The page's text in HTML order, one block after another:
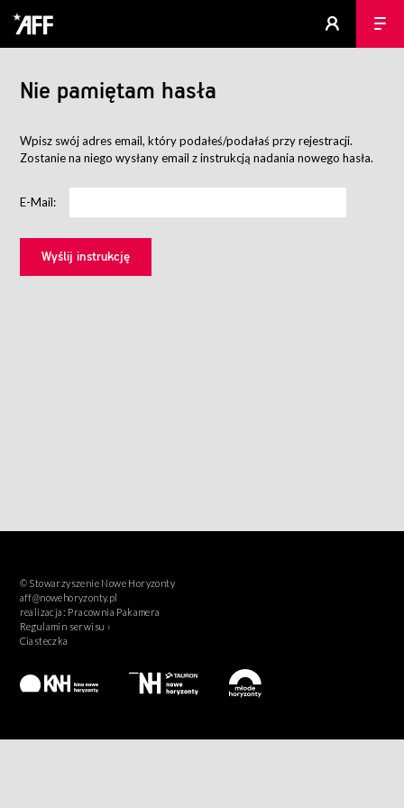
Nie pamiętam hasła
Wpisz swój adres email, który podałeś/podałaś przy rejestracji.
Zostanie na niego wysłany email z instrukcją nadania nowego hasła.
E-Mail:
© Stowarzyszenie Nowe Horyzonty
aff@nowehoryzonty.pl
realizacja: Pracownia Pakamera
Regulamin serwisu ›
Ciasteczka